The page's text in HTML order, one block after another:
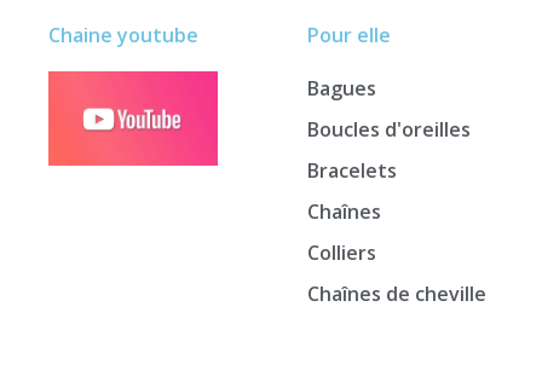
Pour elle
Bagues
Boucles d'oreilles
Bracelets
Chaînes
Colliers
Chaînes de cheville
Chaine youtube